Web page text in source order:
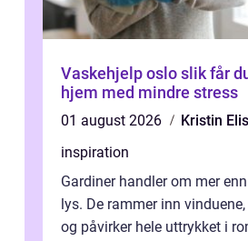
Vaskehjelp oslo slik får du et renere
hjem med mindre stress
01 august 2026
Kristin
inspiration
Gardiner handler om mer
lys. De rammer inn
og påvirker hele uttrykket i